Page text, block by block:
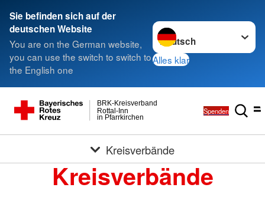
Sie befinden sich auf der
deutschen Website
You are on the German website,
you can use the switch to switch to
the English one
Sprache wechseln zu
Alles klar
in Pfarrkirchen
Rottal-Inn
BRK-Kreisverband
Spenden
Kreisverbände
Kreisverbände